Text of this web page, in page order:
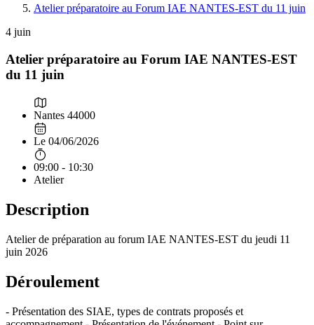
Atelier préparatoire au Forum IAE NANTES-EST du 11 juin
4 juin
Atelier préparatoire au Forum IAE NANTES-EST
du 11 juin
Nantes 44000
Le 04/06/2026
09:00 - 10:30
Atelier
Description
Atelier de préparation au forum IAE NANTES-EST du jeudi 11
juin 2026
Déroulement
- Présentation des SIAE, types de contrats proposés et